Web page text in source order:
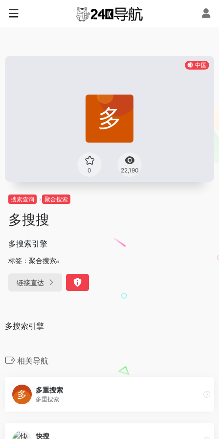
中国
0 22,190
搜索查询 聚合搜索
多搜搜
多搜索引擎
标签： 聚合搜索
链接直达
多搜索引擎
相关导航
多重搜索
多重搜索
快搜